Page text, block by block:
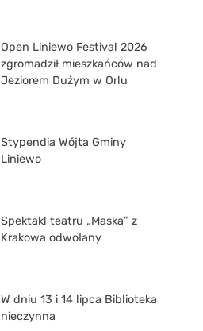
Open Liniewo Festival 2026
zgromadził mieszkańców nad
Jeziorem Dużym w Orlu
Stypendia Wójta Gminy
Liniewo
Spektakl teatru „Maska” z
Krakowa odwołany
W dniu 13 i 14 lipca Biblioteka
nieczynna